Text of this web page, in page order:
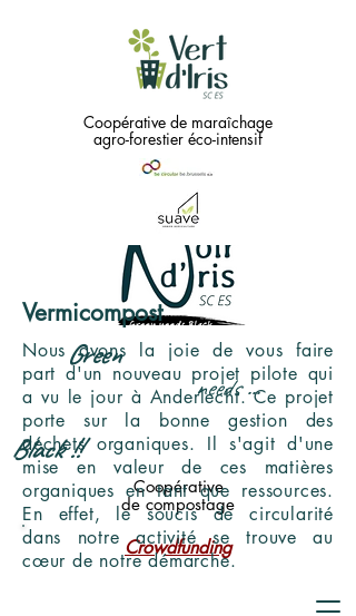
Coopérative de maraîchage
agro-forestier éco-intensif
Green
needs ...
Black !!
Coopérative
de compostage
Crowdfunding
Vermicompost
Nous avons la joie de vous faire
part d'un nouveau projet pilote qui
a vu le jour à Anderlecht. Ce projet
porte sur la bonne gestion des
déchets organiques. Il s'agit d'une
mise en valeur de ces matières
organiques en tant que ressources.
En effet, le soucis de circularité
dans notre activité se trouve au
cœur de notre démarche.